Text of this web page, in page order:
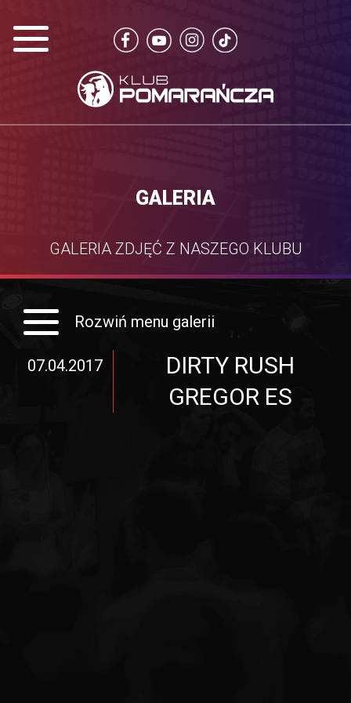
GALERIA
GALERIA ZDJĘĆ Z NASZEGO KLUBU
Rozwiń menu galerii
07.04.2017
DIRTY RUSH
GREGOR ES